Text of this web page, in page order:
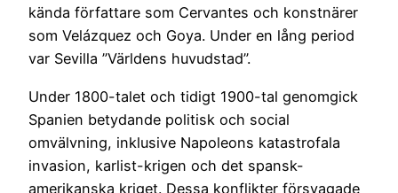
kända författare som Cervantes och konstnärer
som Velázquez och Goya. Under en lång period
var Sevilla ”Världens huvudstad”.
Under 1800-talet och tidigt 1900-tal genomgick
Spanien betydande politisk och social
omvälvning, inklusive Napoleons katastrofala
invasion, karlist-krigen och det spansk-
amerikanska kriget. Dessa konflikter försvagade